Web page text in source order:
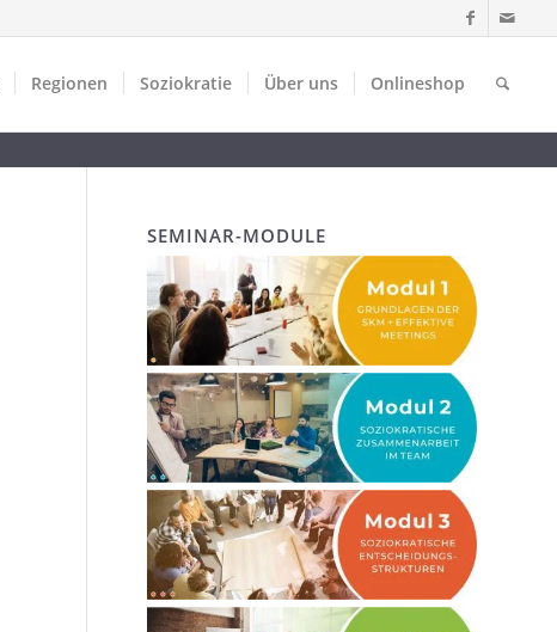
Regionen Soziokratie Über uns Onlineshop
SEMINAR-MODULE